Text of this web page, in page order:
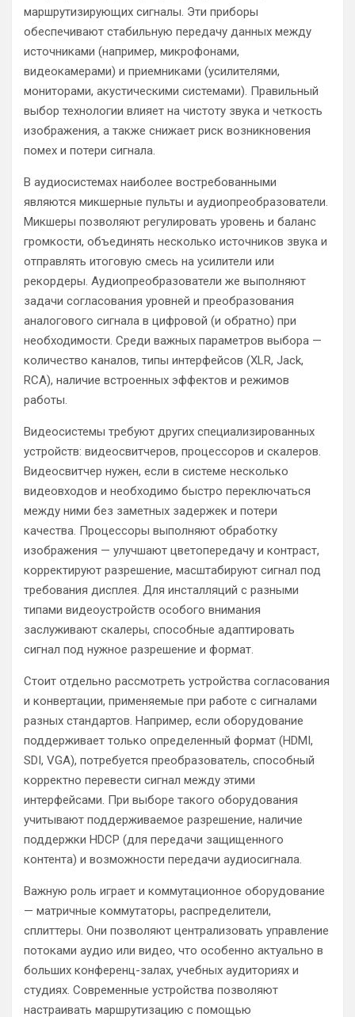
маршрутизирующих сигналы. Эти приборы
обеспечивают стабильную передачу данных между
источниками (например, микрофонами,
видеокамерами) и приемниками (усилителями,
мониторами, акустическими системами). Правильный
выбор технологии влияет на чистоту звука и четкость
изображения, а также снижает риск возникновения
помех и потери сигнала.
В аудиосистемах наиболее востребованными
являются микшерные пульты и аудиопреобразователи.
Микшеры позволяют регулировать уровень и баланс
громкости, объединять несколько источников звука и
отправлять итоговую смесь на усилители или
рекордеры. Аудиопреобразователи же выполняют
задачи согласования уровней и преобразования
аналогового сигнала в цифровой (и обратно) при
необходимости. Среди важных параметров выбора —
количество каналов, типы интерфейсов (XLR, Jack,
RCA), наличие встроенных эффектов и режимов
работы.
Видеосистемы требуют других специализированных
устройств: видеосвитчеров, процессоров и скалеров.
Видеосвитчер нужен, если в системе несколько
видеовходов и необходимо быстро переключаться
между ними без заметных задержек и потери
качества. Процессоры выполняют обработку
изображения — улучшают цветопередачу и контраст,
корректируют разрешение, масштабируют сигнал под
требования дисплея. Для инсталляций с разными
типами видеоустройств особого внимания
заслуживают скалеры, способные адаптировать
сигнал под нужное разрешение и формат.
Стоит отдельно рассмотреть устройства согласования
и конвертации, применяемые при работе с сигналами
разных стандартов. Например, если оборудование
поддерживает только определенный формат (HDMI,
SDI, VGA), потребуется преобразователь, способный
корректно перевести сигнал между этими
интерфейсами. При выборе такого оборудования
учитывают поддерживаемое разрешение, наличие
поддержки HDCP (для передачи защищенного
контента) и возможности передачи аудиосигнала.
Важную роль играет и коммутационное оборудование
— матричные коммутаторы, распределители,
сплиттеры. Они позволяют централизовать управление
потоками аудио или видео, что особенно актуально в
больших конференц-залах, учебных аудиториях и
студиях. Современные устройства позволяют
настраивать маршрутизацию с помощью